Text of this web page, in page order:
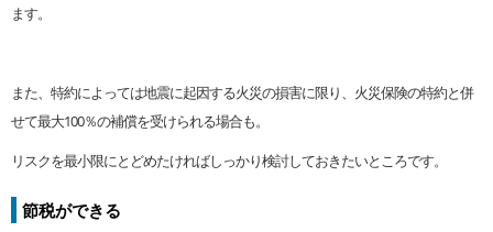
ます。
また、特約によっては地震に起因する火災の損害に限り、火災保険の特約と併
せて最大100％の補償を受けられる場合も。
リスクを最小限にとどめたければしっかり検討しておきたいところです。
節税ができる